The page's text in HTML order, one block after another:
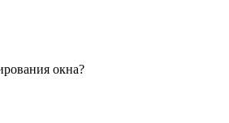
окна?